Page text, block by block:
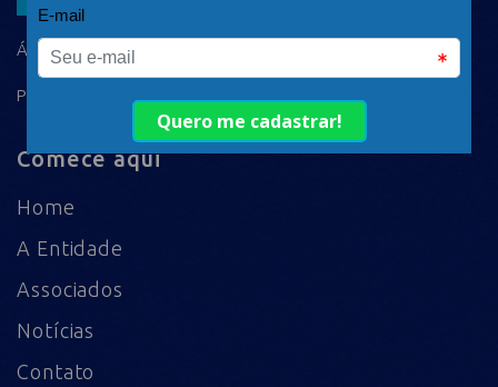
ÁREA DO ASSOCIADO
POLÍTICA DE PRIVACIDADE
Comece aqui
Home
A Entidade
Associados
Notícias
Contato